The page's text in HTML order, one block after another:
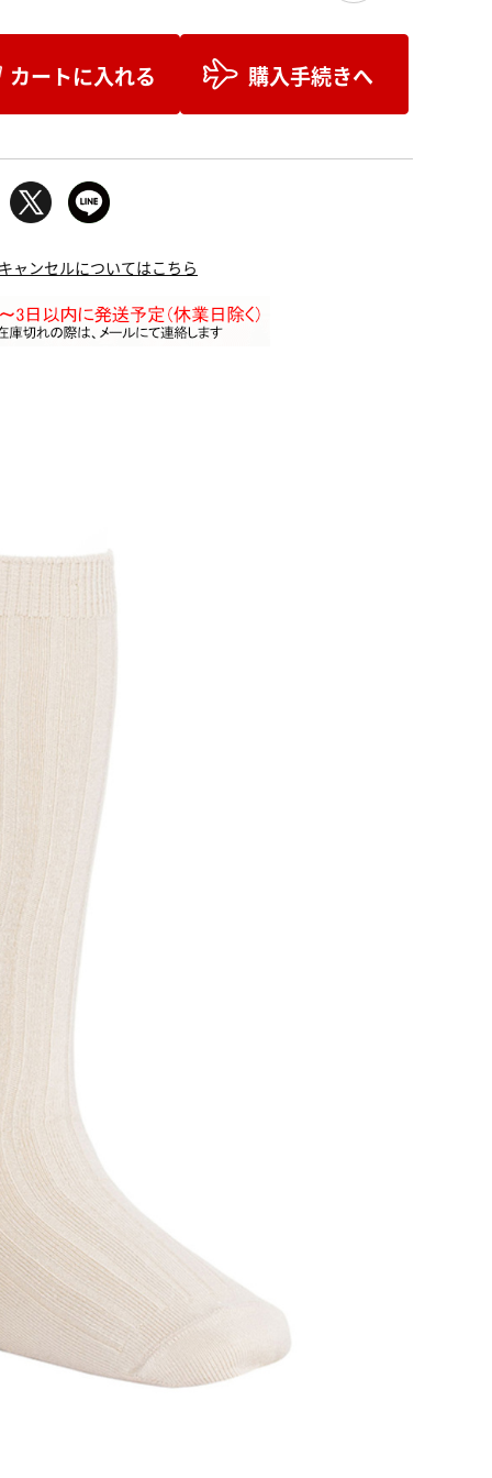
カートに入れる 購入手続きへ
ャンセルについてはこちら